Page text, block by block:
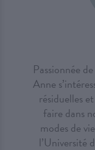
Passionnée
Anne
résiduelles
faire dans
modes de
l’Université